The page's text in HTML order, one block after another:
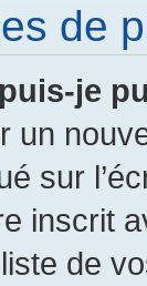
de
je
un
sur
inscrit
de